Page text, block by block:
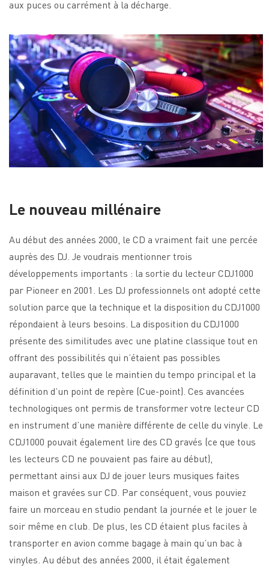
aux puces ou carrément à la décharge.
Le nouveau millénaire
Au début des années 2000, le CD a vraiment fait une percée
auprès des DJ. Je voudrais mentionner trois
développements importants : la sortie du lecteur CDJ1000
par Pioneer en 2001. Les DJ professionnels ont adopté cette
solution parce que la technique et la disposition du CDJ1000
répondaient à leurs besoins. La disposition du CDJ1000
présente des similitudes avec une platine classique tout en
offrant des possibilités qui n’étaient pas possibles
auparavant, telles que le maintien du tempo principal et la
définition d’un point de repère (Cue-point). Ces avancées
technologiques ont permis de transformer votre lecteur CD
en instrument d’une manière différente de celle du vinyle. Le
CDJ1000 pouvait également lire des CD gravés (ce que tous
les lecteurs CD ne pouvaient pas faire au début),
permettant ainsi aux DJ de jouer leurs musiques faites
maison et gravées sur CD. Par conséquent, vous pouviez
faire un morceau en studio pendant la journée et le jouer le
soir même en club. De plus, les CD étaient plus faciles à
transporter en avion comme bagage à main qu’un bac à
vinyles. Au début des années 2000, il était également